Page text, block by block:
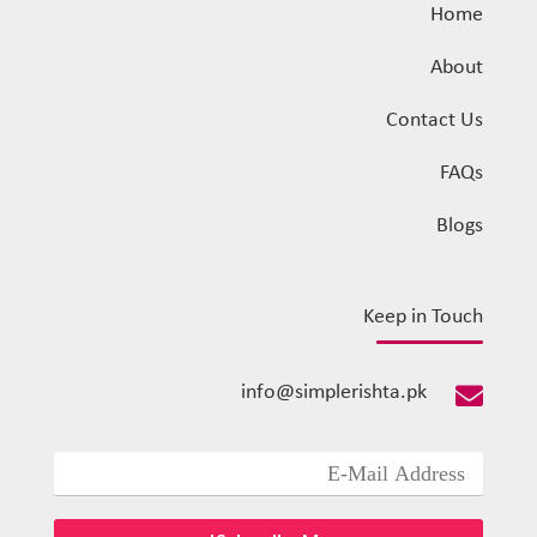
Home
About
Contact Us
FAQs
Blogs
Keep in Touch

info@simplerishta.pk